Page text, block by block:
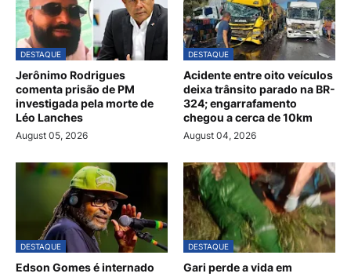
DESTAQUE
Jerônimo Rodrigues
comenta prisão de PM
investigada pela morte de
Léo Lanches
August 05, 2026
DESTAQUE
Acidente entre oito veículos
deixa trânsito parado na BR-
324; engarrafamento
chegou a cerca de 10km
August 04, 2026
DESTAQUE
Edson Gomes é internado
DESTAQUE
Gari perde a vida em